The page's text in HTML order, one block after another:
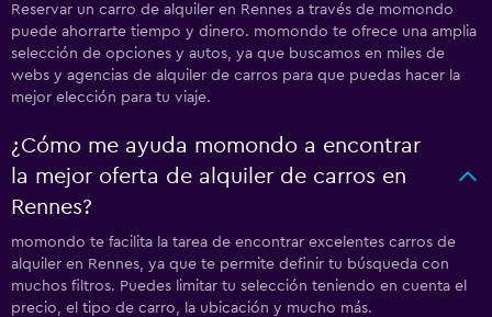
Reservar un carro de alquiler en Rennes a través de momondo
puede ahorrarte tiempo y dinero. momondo te ofrece una amplia
selección de opciones y autos, ya que buscamos en miles de
webs y agencias de alquiler de carros para que puedas hacer la
mejor elección para tu viaje.
¿Cómo me ayuda momondo a encontrar
la mejor oferta de alquiler de carros en
Rennes?
momondo te facilita la tarea de encontrar excelentes carros de
alquiler en Rennes, ya que te permite definir tu búsqueda con
muchos filtros. Puedes limitar tu selección teniendo en cuenta el
precio, el tipo de carro, la ubicación y mucho más.